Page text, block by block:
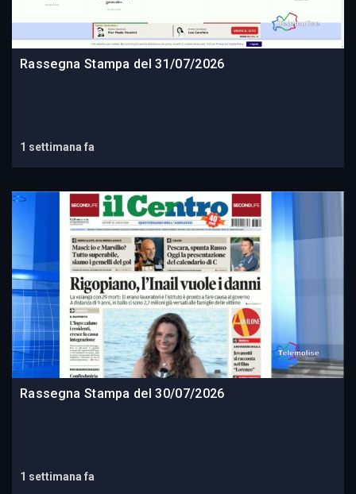
Rassegna Stampa del 31/07/2026
1 settimana fa
Rassegna Stampa del 30/07/2026
1 settimana fa